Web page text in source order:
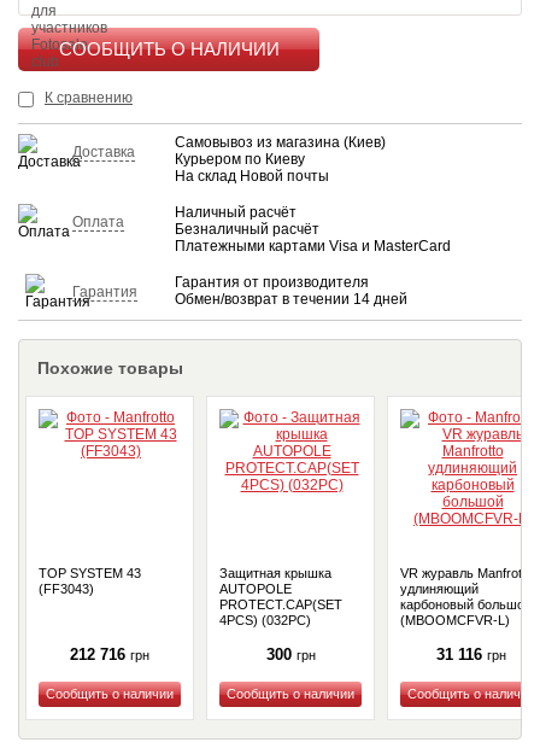
К сравнению
Доставка
Самовывоз из магазина (Киев)
Курьером по Киеву
На склад Новой почты
Оплата
Наличный расчёт
Безналичный расчёт
Платежными картами Visa и MasterCard
Гарантия
Гарантия от производителя
Обмен/возврат в течении 14 дней
Похожие товары
TOP SYSTEM 43
(FF3043)
212 716 грн
Купить
Защитная крышка
AUTOPOLE
PROTECT.CAP(SET
4PCS) (032PC)
300 грн
Купить
VR журавль Manfrotto
удлиняющий
карбоновый большой
(MBOOMCFVR-L)
31 116 грн
Купить